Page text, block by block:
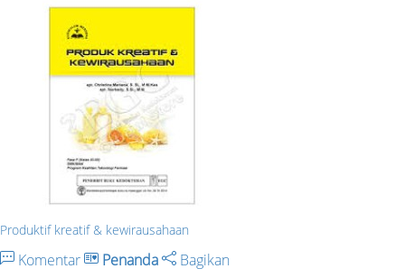
Produktif kreatif & kewirausahaan
Komentar Penanda Bagikan